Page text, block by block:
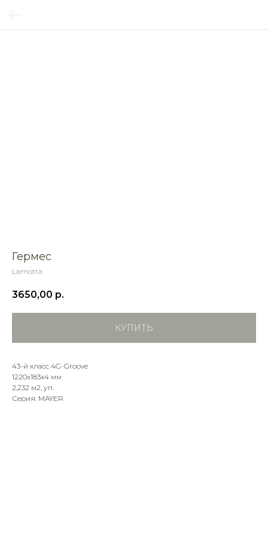
Гермес
Lamotta
3650,00 р.
КУПИТЬ
43-й класс 4G-Groove
1220х183х4 мм
2,232 м2, уп.
Серия: MAYER